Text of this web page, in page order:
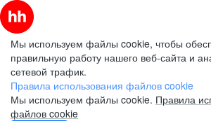
Мы используем файлы cookie, чтобы
правильную работу нашего веб-сайта и
сетевой трафик.
Правила использования файлов cookie
Мы используем файлы cookie. Правила
файлов cookie